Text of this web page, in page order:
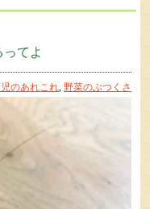
てよ
のあれこれ, 野菜のぶつくさ